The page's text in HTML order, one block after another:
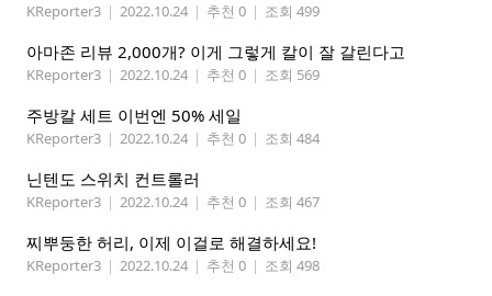
KReporter3 | 2022.10.24 | 추천 0 | 조회 499
아마존 리뷰 2,000개? 이게 그렇게 칼이 잘 갈린다고
KReporter3 | 2022.10.24 | 추천 0 | 조회 569
주방칼 세트 이번엔 50% 세일
KReporter3 | 2022.10.24 | 추천 0 | 조회 484
닌텐도 스위치 컨트롤러
KReporter3 | 2022.10.24 | 추천 0 | 조회 467
찌뿌둥한 허리, 이제 이걸로 해결하세요!
KReporter3 | 2022.10.24 | 추천 0 | 조회 498